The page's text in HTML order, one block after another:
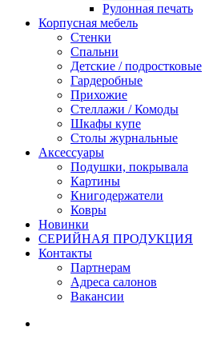
Рулонная печать
Корпусная мебель
Стенки
Спальни
Детские / подростковые
Гардеробные
Прихожие
Стеллажи / Комоды
Шкафы купе
Столы журнальные
Аксессуары
Подушки, покрывала
Картины
Книгодержатели
Ковры
Новинки
СЕРИЙНАЯ ПРОДУКЦИЯ
Контакты
Партнерам
Адреса салонов
Вакансии